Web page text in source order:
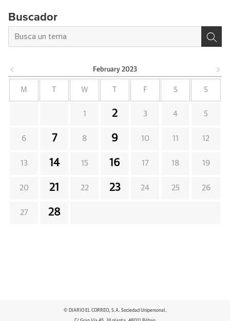
Buscador
February 2023
M W F S S
1 2 3 4 5
6 7 8 9 10 11 12
13 14 15 16 17 18 19
20 21 22 23 24 25 26
27 28
© DIARIO EL CORREO, S.A. Sociedad Unipersonal.